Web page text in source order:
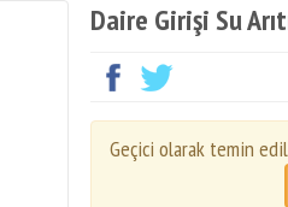
Daire Girişi Su
Geçici olarak temin